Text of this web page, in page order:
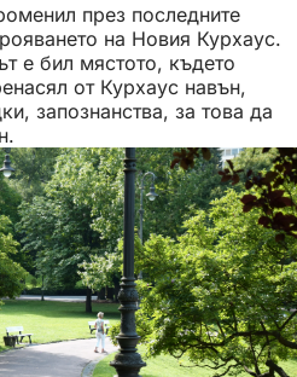
през последните
на Новия Курхаус.
е бил мястото, където
от Курхаус навън,
запознанства, за това да